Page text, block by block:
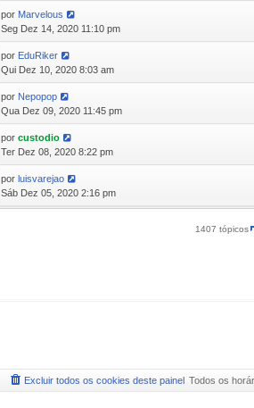
por Marvelous
Seg Dez 14, 2020 11:10 pm
por EduRiker
Qui Dez 10, 2020 8:03 am
por Nepopop
Qua Dez 09, 2020 11:45 pm
porcustodio
Ter Dez 08, 2020 8:22 pm
porluisvarejao
Sáb Dez 05, 2020 2:16 pm
1407 tópicos
Todos os
Excluir todos os cookies deste painel